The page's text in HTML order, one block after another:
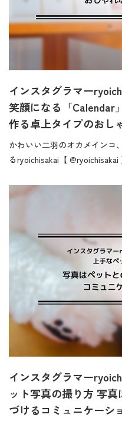
インスタグラマー
笑顔になる「Calendar
作る卓上タイプのおし
かわいい二羽のオカメインコ
るryoichisakai【
インスタグラマー
ット写真の撮り方 写
づけるコミュニケーシ